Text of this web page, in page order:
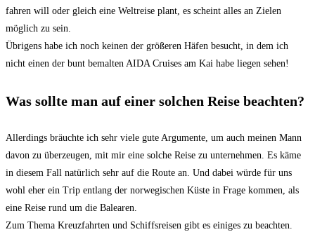
fahren will oder gleich eine Weltreise plant, es scheint alles an Zielen
möglich zu sein.
Übrigens habe ich noch keinen der größeren Häfen besucht, in dem ich
nicht einen der bunt bemalten AIDA Cruises am Kai habe liegen sehen!
Was sollte man auf einer solchen Reise beachten?
Allerdings bräuchte ich sehr viele gute Argumente, um auch meinen Mann
davon zu überzeugen, mit mir eine solche Reise zu unternehmen. Es käme
in diesem Fall natürlich sehr auf die Route an. Und dabei würde für uns
wohl eher ein Trip entlang der norwegischen Küste in Frage kommen, als
eine Reise rund um die Balearen.
Zum Thema Kreuzfahrten und Schiffsreisen gibt es einiges zu beachten.